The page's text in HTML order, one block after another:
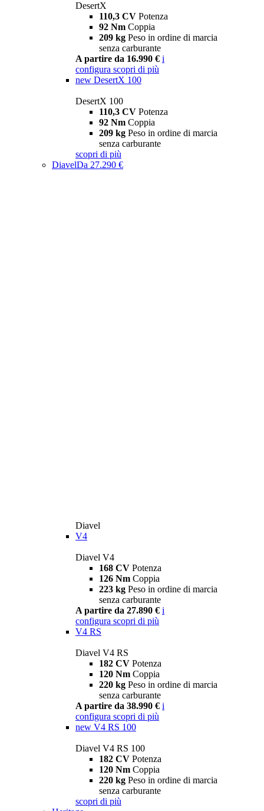
DesertX
110,3 CV Potenza
92 Nm Coppia
209 kg Peso in ordine di marcia
senza carburante
A partire da 16.990 € i
configura scopri di più
new DesertX 100
DesertX 100
110,3 CV Potenza
92 Nm Coppia
209 kg Peso in ordine di marcia
senza carburante
scopri di più
DiavelDa 27.290 €
Diavel
V4
Diavel V4
168 CV Potenza
126 Nm Coppia
223 kg Peso in ordine di marcia
senza carburante
A partire da 27.890 € i
configura scopri di più
V4 RS
Diavel V4 RS
182 CV Potenza
120 Nm Coppia
220 kg Peso in ordine di marcia
senza carburante
A partire da 38.990 € i
configura scopri di più
new V4 RS 100
Diavel V4 RS 100
182 CV Potenza
120 Nm Coppia
220 kg Peso in ordine di marcia
senza carburante
scopri di più